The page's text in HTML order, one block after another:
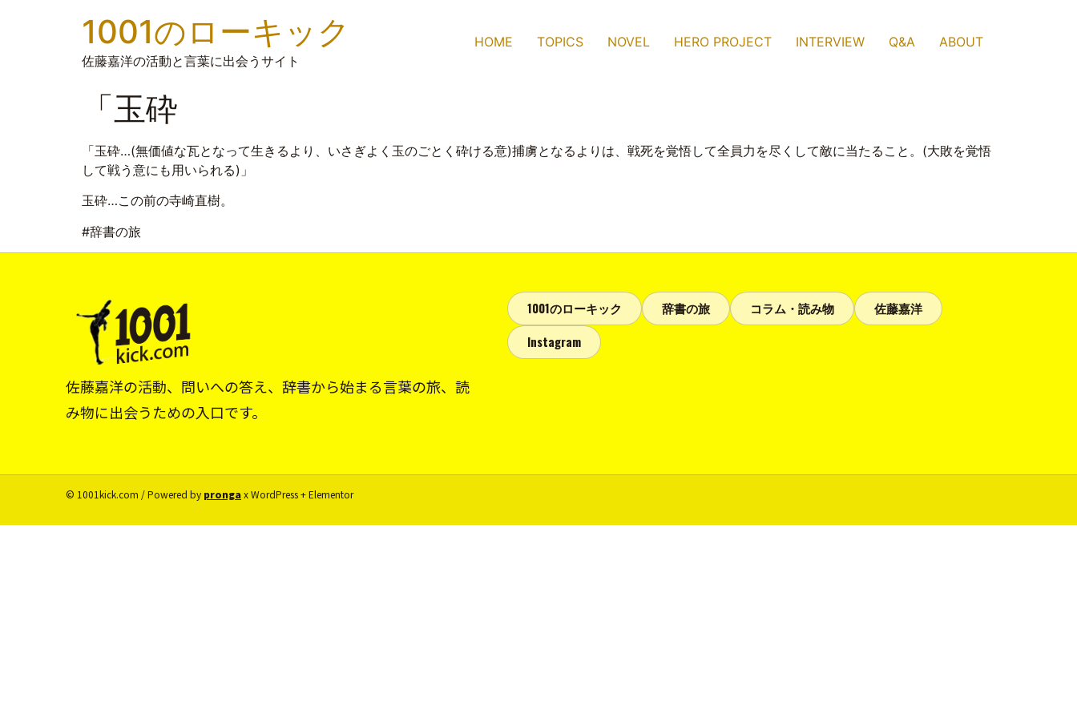
1001のローキック
佐藤嘉洋の活動と言葉に出会うサイト
HOME TOPICS NOVEL HERO PROJECT INTERVIEW Q&A ABOUT
「玉砕
「玉砕…(無価値な瓦となって生きるより、いさぎよく玉のごとく砕ける意)捕虜となるよりは、戦死を覚悟して全員力を尽くして敵に当たること。(大敗を覚悟
して戦う意にも用いられる)」
玉砕…この前の寺崎直樹。
#辞書の旅
佐藤嘉洋の活動、問いへの答え、辞書から始まる言葉の旅、読
み物に出会うための入口です。
1001のローキック 辞書の旅 コラム・読み物
佐藤嘉洋
Instagram
© 1001kick.com / Powered by prongax WordPress + Elementor